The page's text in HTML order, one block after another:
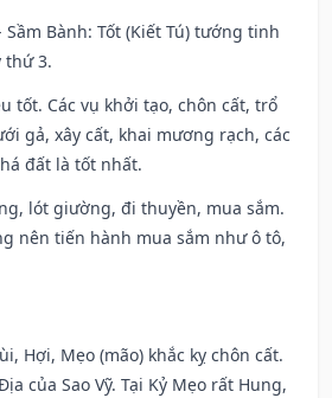
Sầm Bành: Tốt (Kiết Tú) tướng tinh
thứ 3.
tốt. Các vụ khởi tạo, chôn cất, trổ
gả, xây cất, khai mương rạch, các
đất là tốt nhất.
lót giường, đi thuyền, mua sắm.
nên tiến hành mua sắm như ô tô,
Hợi, Mẹo (mão) khắc kỵ chôn cất.
của Sao Vỹ. Tại Kỷ Mẹo rất Hung,